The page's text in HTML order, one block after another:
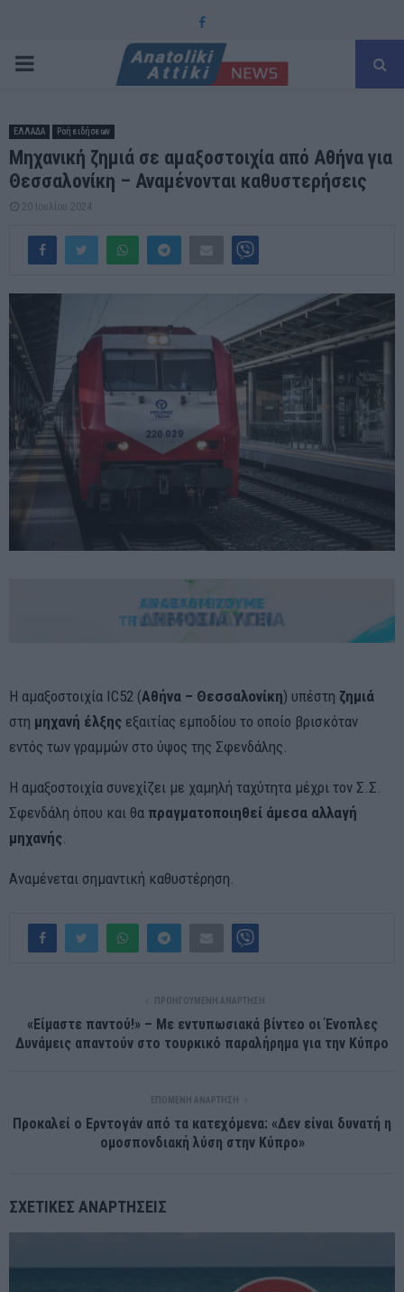
Facebook
PRIMARY
ΕΛΛΑΔΑ Ροή ειδήσεων
Μηχανική ζημιά σε αμαξοστοιχία από Αθήνα για
Θεσσαλονίκη – Αναμένονται καθυστερήσεις
20 Ιουλίου 2024
Η αμαξοστοιχία IC52 (Αθήνα – Θεσσαλονίκη) υπέστη ζημιά
στη μηχανή έλξης εξαιτίας εμποδίου το οποίο βρισκόταν
εντός των γραμμών στο ύψος της Σφενδάλης.
Η αμαξοστοιχία συνεχίζει με χαμηλή ταχύτητα μέχρι τον Σ.Σ.
Σφενδάλη όπου και θα πραγματοποιηθεί άμεσα αλλαγή
μηχανής.
Αναμένεται σημαντική καθυστέρηση.
ΠΡΟΗΓΟΎΜΕΝΗ ΑΝΆΡΤΗΣΗ
«Είμαστε παντού!» – Με εντυπωσιακά βίντεο οι Ένοπλες
Δυνάμεις απαντούν στο τουρκικό παραλήρημα για την Κύπρο
ΕΠΌΜΕΝΗ ΑΝΆΡΤΗΣΗ
Προκαλεί ο Ερντογάν από τα κατεχόμενα: «Δεν είναι δυνατή η
ομοσπονδιακή λύση στην Κύπρο»
ΣΧΕΤΙΚΈΣ ΑΝΑΡΤΉΣΕΙΣ